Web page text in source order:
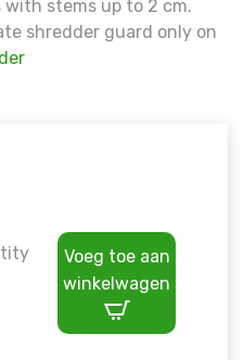
with stems up to 2 cm.
shredder guard only on
Voeg toe aan
winkelwagen